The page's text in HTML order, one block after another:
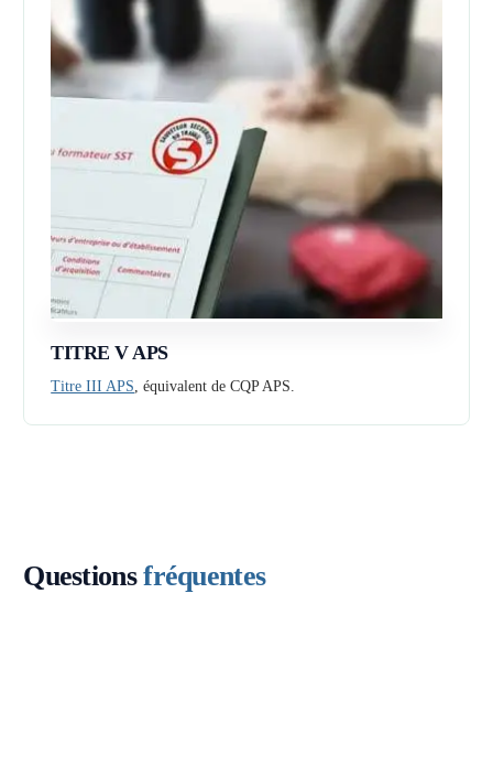
TITRE V APS
Titre III APS , équivalent de CQP APS.
Questions fréquentes